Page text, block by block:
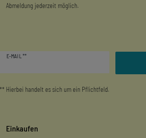
Abmeldung jederzeit möglich.
E-MAIL **
** Hierbei handelt es sich um ein Pflichtfeld.
Einkaufen